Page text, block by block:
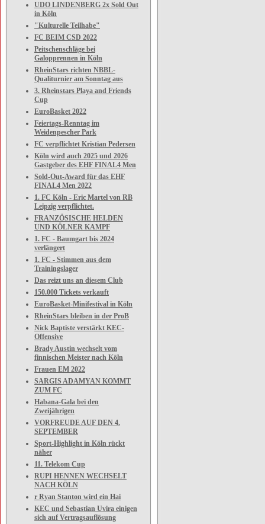
UDO LINDENBERG 2x Sold Out
in Köln
"Kulturelle Teilhabe"
FC BEIM CSD 2022
Peitschenschläge bei
Galopprennen in Köln
RheinStars richten NBBL-
Qualiturnier am Sonntag aus
3. Rheinstars Playa and Friends
Cup
EuroBasket 2022
Feiertags-Renntag im
Weidenpescher Park
FC verpflichtet Kristian Pedersen
Köln wird auch 2025 und 2026
Gastgeber des EHF FINAL4 Men
Sold-Out-Award für das EHF
FINAL4 Men 2022
1. FC Köln - Eric Martel von RB
Leipzig verpflichtet.
FRANZÖSISCHE HELDEN
UND KÖLNER KAMPF
1. FC - Baumgart bis 2024
verlängert
1. FC - Stimmen aus dem
Trainingslager
Das reizt uns an diesem Club
150.000 Tickets verkauft
EuroBasket-Minifestival in Köln
RheinStars bleiben in der ProB
Nick Baptiste verstärkt KEC-
Offensive
Brady Austin wechselt vom
finnischen Meister nach Köln
Frauen EM 2022
SARGIS ADAMYAN KOMMT
ZUM FC
Habana-Gala bei den
Zweijährigen
VORFREUDE AUF DEN 4.
SEPTEMBER
Sport-Highlight in Köln rückt
näher
11. Telekom Cup
RUPI HENNEN WECHSELT
NACH KÖLN
r Ryan Stanton wird ein Hai
KEC und Sebastian Uvira einigen
sich auf Vertragsauflösung